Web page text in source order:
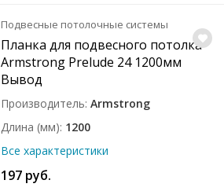
Подвесные потолочные системы
Планка для подвесного потолка
Armstrong Prelude 24 1200мм
Вывод
Производитель Armstrong
Длина (мм) 1200
Все характеристики
197 руб.